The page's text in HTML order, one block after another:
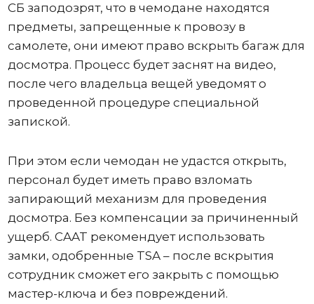
СБ заподозрят, что в чемодане ​​находятся
предметы, запрещенные к провозу в
самолете, они имеют право вскрыть багаж для
досмотра. Процесс будет заснят на видео,
после чего владельца вещей уведомят о
проведенной процедуре специальной
запиской.
При этом если чемодан не удастся открыть,
персонал будет иметь право взломать
запирающий механизм для проведения
досмотра. Без компенсации за причиненный
ущерб. CAAT рекомендует использовать
замки, одобренные TSA – после вскрытия
сотрудник сможет его закрыть с помощью
мастер-ключа и без повреждений.